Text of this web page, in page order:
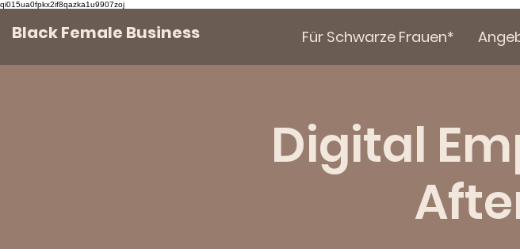
qi015ua0fpkx2if8qazka1u9907zoj
Black Female Business Für Schwarze Frauen*
Digital